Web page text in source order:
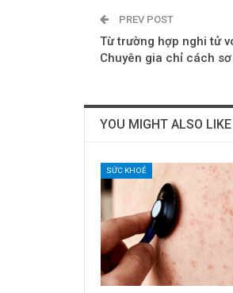
PREV POST
Từ trường hợp nghi tử
Chuyên gia chỉ cách
YOU MIGHT ALSO LIKE
SỨC KHOẺ